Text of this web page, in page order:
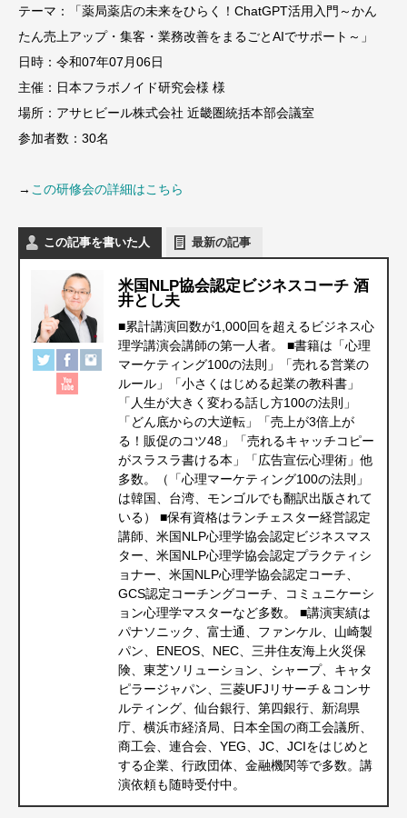
テーマ：「薬局薬店の未来をひらく！ChatGPT活用入門～かん
たん売上アップ・集客・業務改善をまるごとAIでサポート～」
日時：令和07年07月06日
主催：日本フラボノイド研究会様 様
場所：アサヒビール株式会社 近畿圏統括本部会議室
参加者数：30名
→ この研修会の詳細はこちら
この記事を書いた人 最新の記事
米国NLP協会認定ビジネスコーチ 酒
井とし夫
■累計講演回数が1,000回を超えるビジネス心
理学講演会講師の第一人者。 ■書籍は「心理
マーケティング100の法則」「売れる営業の
ルール」「小さくはじめる起業の教科書」
「人生が大きく変わる話し方100の法則」
「どん底からの大逆転」「売上が3倍上が
る！販促のコツ48」「売れるキャッチコピー
がスラスラ書ける本」「広告宣伝心理術」他
多数。（「心理マーケティング100の法則」
は韓国、台湾、モンゴルでも翻訳出版されて
いる） ■保有資格はランチェスター経営認定
講師、米国NLP心理学協会認定ビジネスマス
ター、米国NLP心理学協会認定プラクティシ
ョナー、米国NLP心理学協会認定コーチ、
GCS認定コーチングコーチ、コミュニケーシ
ョン心理学マスターなど多数。 ■講演実績は
パナソニック、富士通、ファンケル、山崎製
パン、ENEOS、NEC、三井住友海上火災保
険、東芝ソリューション、シャープ、キャタ
ピラージャパン、三菱UFJリサーチ＆コンサ
ルティング、仙台銀行、第四銀行、新潟県
庁、横浜市経済局、日本全国の商工会議所、
商工会、連合会、YEG、JC、JCIをはじめと
する企業、行政団体、金融機関等で多数。講
演依頼も随時受付中。